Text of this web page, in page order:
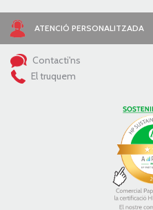
ATENCIÓ PERSONALITZADA
Contacti'ns
El truquem